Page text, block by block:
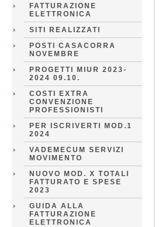
FATTURAZIONE
ELETTRONICA
SITI REALIZZATI
POSTI CASACORRA
NOVEMBRE
PROGETTI MIUR 2023-
2024 09.10.
COSTI EXTRA
CONVENZIONE
PROFESSIONISTI
PER ISCRIVERTI MOD.1
2024
VADEMECUM SERVIZI
MOVIMENTO
NUOVO MOD. X TOTALI
FATTURATO E SPESE
2023
GUIDA ALLA
FATTURAZIONE
ELETTRONICA